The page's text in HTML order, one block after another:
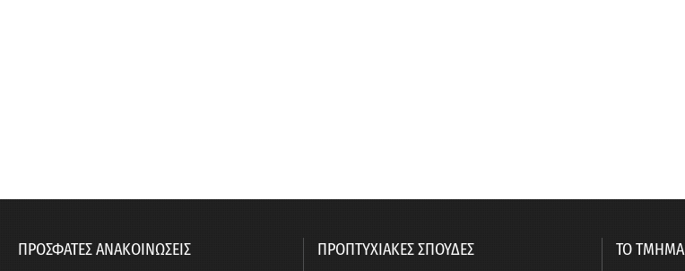
ΠΡΟΣΦΑΤΕΣ ΑΝΑΚΟΙΝΩΣΕΙΣ ΠΡΟΠΤΥΧΙΑΚΕΣ ΣΠΟΥΔΕΣ ΤΟ ΤΜΗΜΑ